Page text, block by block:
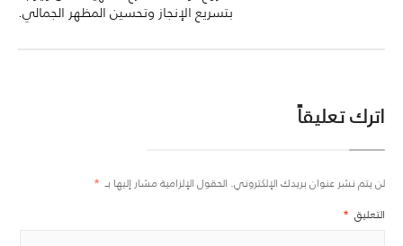
بتسريع الإنجاز وتحسين المظهر الجمالي.
اترك تعليقاً
لن يتم نشر عنوان بريدك الإلكتروني. الحقول الإلزامية مشار إليها بـ *
التعليق *